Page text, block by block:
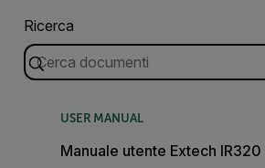
Ricerca
USER MANUAL
Manuale utente Extech IR320